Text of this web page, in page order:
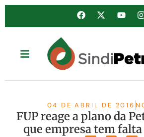
04 DE ABRIL DE 2016
FUP reage a plano da
que empresa tem falta